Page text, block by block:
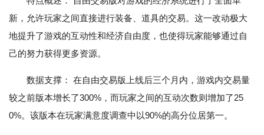
新，允许玩家之间直接进行装备、道具的交易。这一改动极大
地提升了游戏的互动性和经济自由度，也使得玩家能够通过自
己的努力获得更多资源。
数据支撑： 在自由交易版上线后三个月内，游戏内交易量
较之前版本增长了300%，而玩家之间的互动次数则增加了25
0%。该版本在玩家满意度调查中以90%的高分位居第一。